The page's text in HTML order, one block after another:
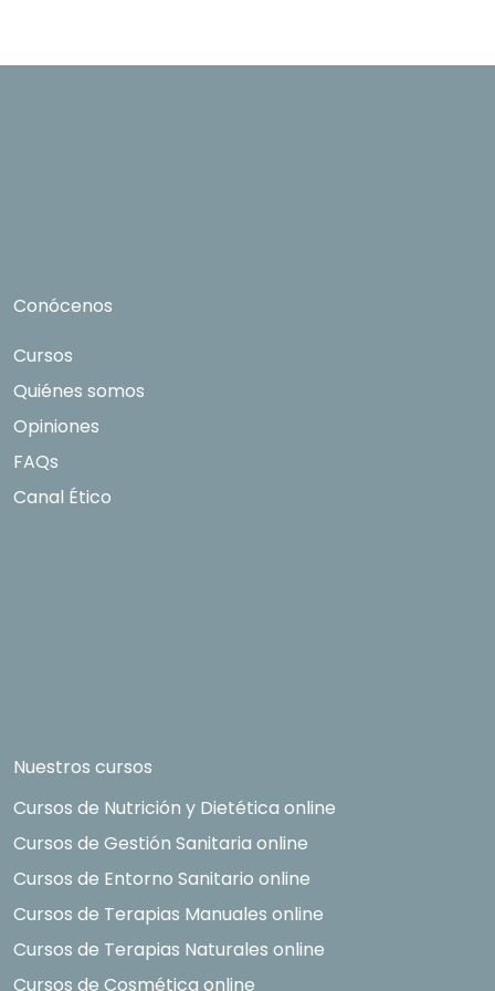
Conócenos
Cursos
Quiénes somos
Opiniones
FAQs
Canal Ético
Nuestros cursos
Cursos de Nutrición y Dietética online
Cursos de Gestión Sanitaria online
Cursos de Entorno Sanitario online
Cursos de Terapias Manuales online
Cursos de Terapias Naturales online
Cursos de Cosmética online